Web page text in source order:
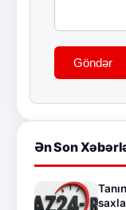
Göndər
Ən Son